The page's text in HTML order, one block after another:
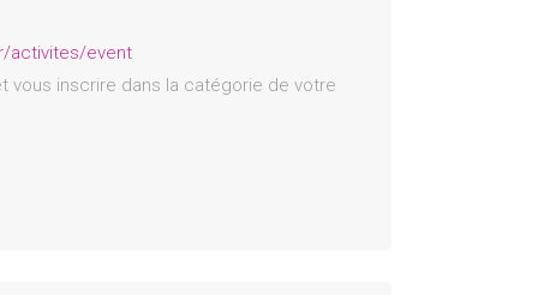
activites/event
vous inscrire dans la catégorie de votre